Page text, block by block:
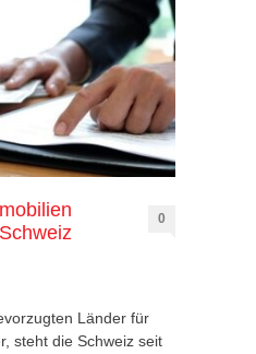
0
Länder für
steht die Schweiz seit